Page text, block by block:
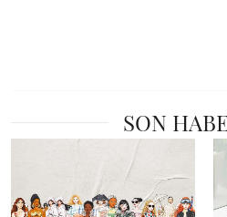
SON